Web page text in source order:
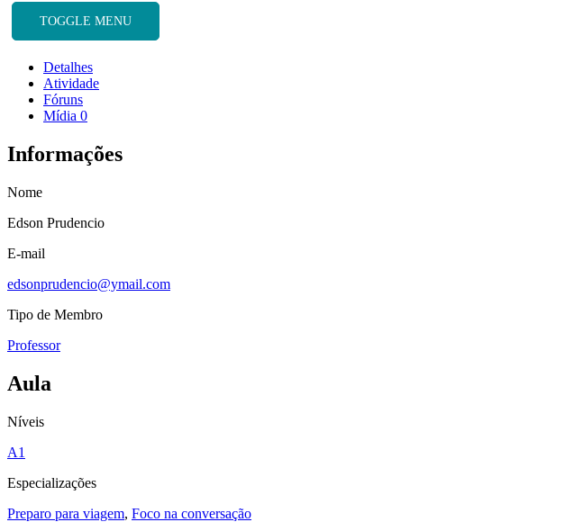
TOGGLE MENU
Detalhes
Atividade
Fóruns
Mídia 0
Informações
Nome
Edson Prudencio
E-mail
edsonprudencio@ymail.com
Tipo de Membro
Professor
Aula
Níveis
A1
Especializações
Preparo para viagem, Foco na conversação